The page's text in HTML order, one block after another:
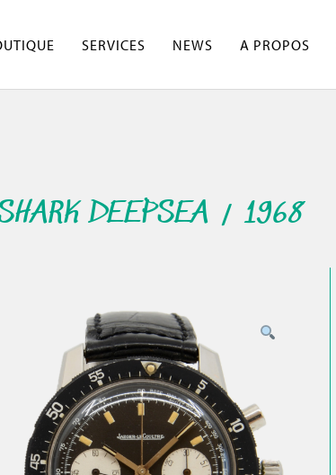
SERVICES NEWS A PROPOS
DEEPSEA / 1968